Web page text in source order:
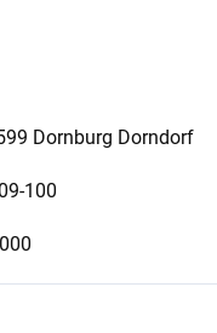
Dornburg Dorndorf
100